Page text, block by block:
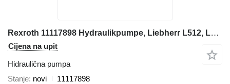
Rexroth 11117898 Hydraulikpumpe, Liebherr L512, L514 hidraulična pumpa za Liebherr L512, L514 prednjeg utovarivača
Cijena na upit
Hidraulična pumpa
Stanje novi
11117898